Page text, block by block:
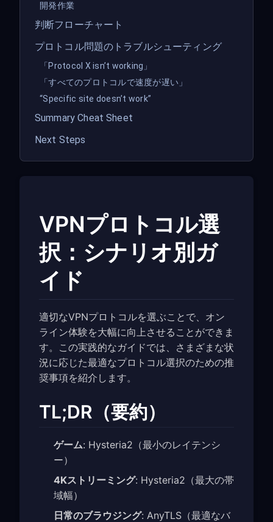
開発作業
判断フローチャート
プロトコル問題のトラブルシューティング
「Protocol X isn’t working」
「すべてのプロトコルで速度が遅い」
“Specific site doesn’t work”
Summary Cheat Sheet
Next Steps
VPNプロトコル選
択：シナリオ別ガ
イド
適切なVPNプロトコルを選ぶことで、オン
ライン体験を大幅に向上させることができま
す。この実践的なガイドでは、さまざまな状
況に応じた最適なプロトコル選択のための推
奨事項を紹介します。
TL;DR（要約）
ゲーム: Hysteria2（最小のレイテンシ
ー）
4Kストリーミング: Hysteria2（最大の帯
域幅）
日常のブラウジング: AnyTLS（最適なバ